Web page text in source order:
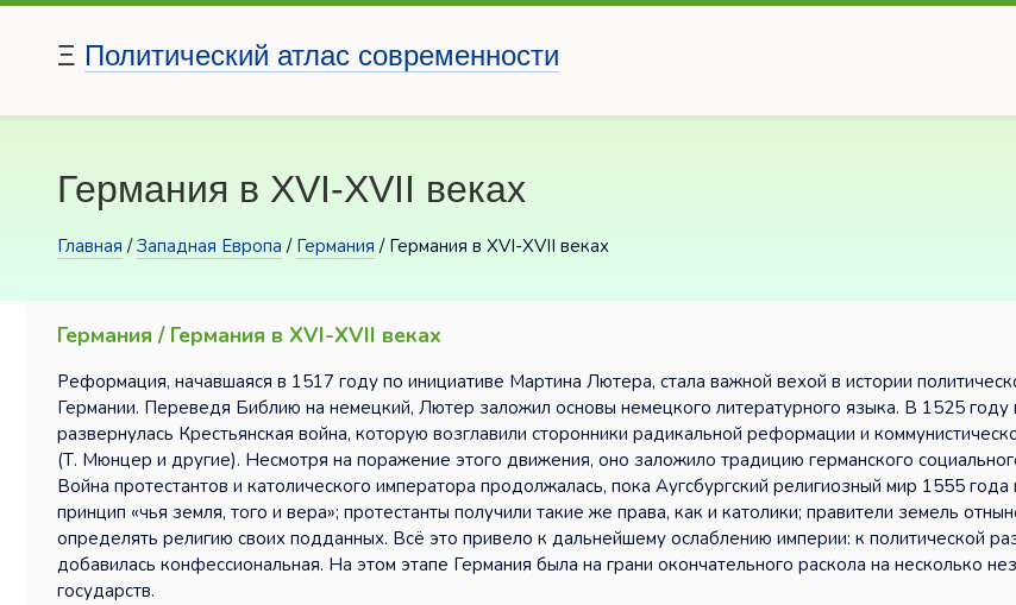
Ξ Политический атлас современности
Германия в XVI-XVII веках
Главная /Западная Европа / Германия / Германия в XVI-XVII веках
Германия / Германия в XVI-XVII веках
Реформация, начавшаяся в 1517 году по инициативе Мартина Лютера, стала важной вехой в истории
Германии. Переведя Библию на немецкий, Лютер заложил основы немецкого литературного языка. В 1525 году
развернулась Крестьянская война, которую возглавили сторонники радикальной реформации и
(Т. Мюнцер и другие). Несмотря на поражение этого движения, оно заложило традицию германского
Война протестантов и католического императора продолжалась, пока Аугсбургский религиозный мир 1555 года
принцип «чья земля, того и вера»; протестанты получили такие же права, как и католики; правители земель
определять религию своих подданных. Всё это привело к дальнейшему ослаблению империи: к политической
добавилась конфессиональная. На этом этапе Германия была на грани окончательного раскола на несколько
государств.